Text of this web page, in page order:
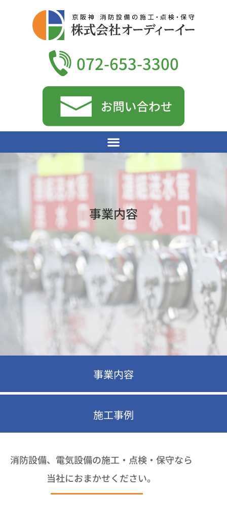
072-653-3300
事業内容
事業内容
施工事例
消防設備、電気設備の施工・点検・保守なら
当社におまかせください。